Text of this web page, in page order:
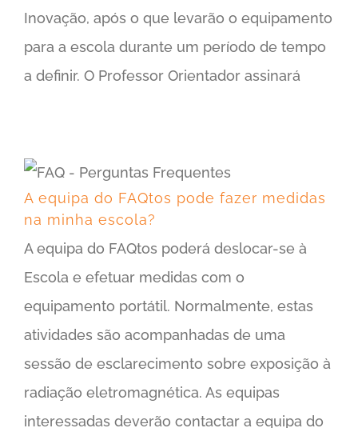
Inovação, após o que levarão o equipamento
para a escola durante um período de tempo
a definir. O Professor Orientador assinará
A equipa do FAQtos pode fazer medidas
na minha escola?
A equipa do FAQtos poderá deslocar-se à
Escola e efetuar medidas com o
equipamento portátil. Normalmente, estas
atividades são acompanhadas de uma
sessão de esclarecimento sobre exposição à
radiação eletromagnética. As equipas
interessadas deverão contactar a equipa do